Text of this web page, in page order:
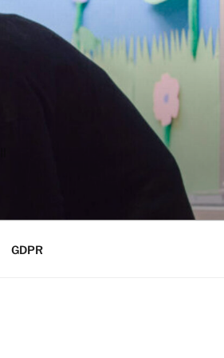
GDPR